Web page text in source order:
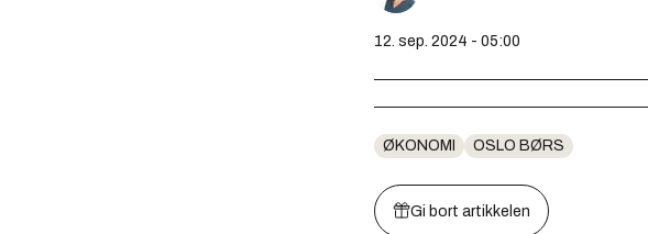
12. sep. 2024 - 05:00
ØKONOMI OSLO BØRS
Gi bort artikkelen